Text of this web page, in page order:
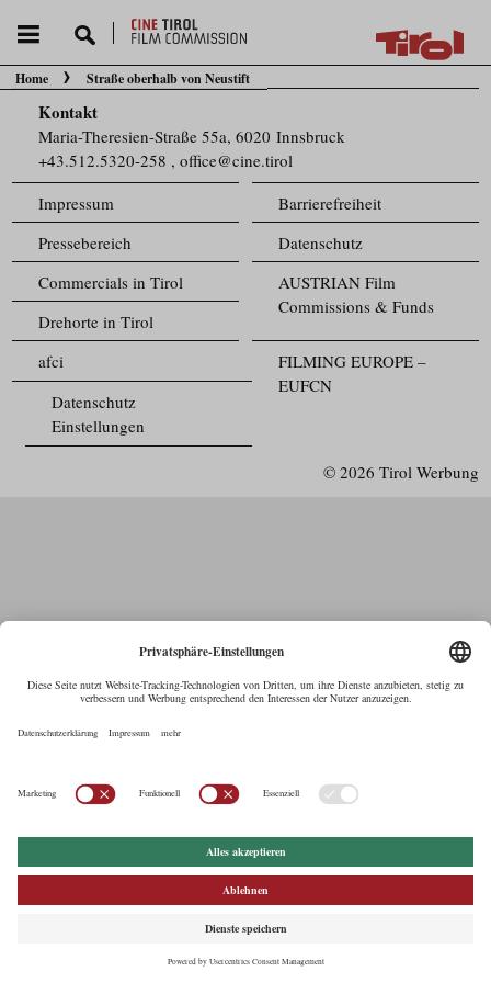
Sie befinden sich hier:
Home Straße oberhalb von Neustift
Kontakt
Maria-Theresien-Straße 55a, 6020 Innsbruck
+43.512.5320-258 ,office@cine.tirol
Impressum
Barrierefreiheit
Pressebereich
Datenschutz
Commercials in Tirol
AUSTRIAN Film
Commissions & Funds
Drehorte in Tirol
FILMING EUROPE –
EUFCN
afci
Datenschutz
Einstellungen
© 2026 Tirol Werbung